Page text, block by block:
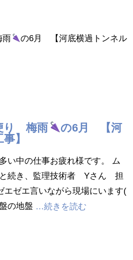
の6月 【河底横過トンネル
り 梅雨
の6月 【河
】
い中の仕事お疲れ様です。 ム
と続き、監理技術者 Yさん 担
ゼエ言いながら現場にいます(
の地盤 …続きを読む